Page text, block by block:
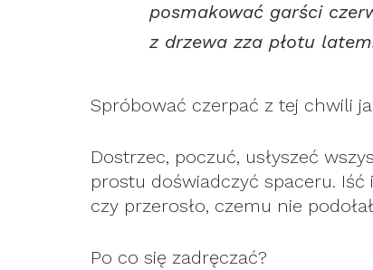
posmakować garści
z drzewa zza płotu
Spróbować czerpać z tej chwili
Dostrzec, poczuć, usłyszeć
prostu doświadczyć spaceru.
czy przerosło, czemu nie
Po co się zadręczać?